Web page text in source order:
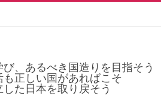
、あるべき国造りを目指そう
も正しい国があればこそ
た日本を取り戻そう